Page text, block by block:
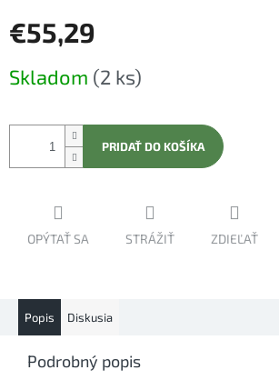
€55,29
cena:
Skladom (2 ks)
PRIDAŤ DO KOŠÍKA
OPÝTAŤ SA STRÁŽIŤ ZDIEĽAŤ
Popis Diskusia
Podrobný popis